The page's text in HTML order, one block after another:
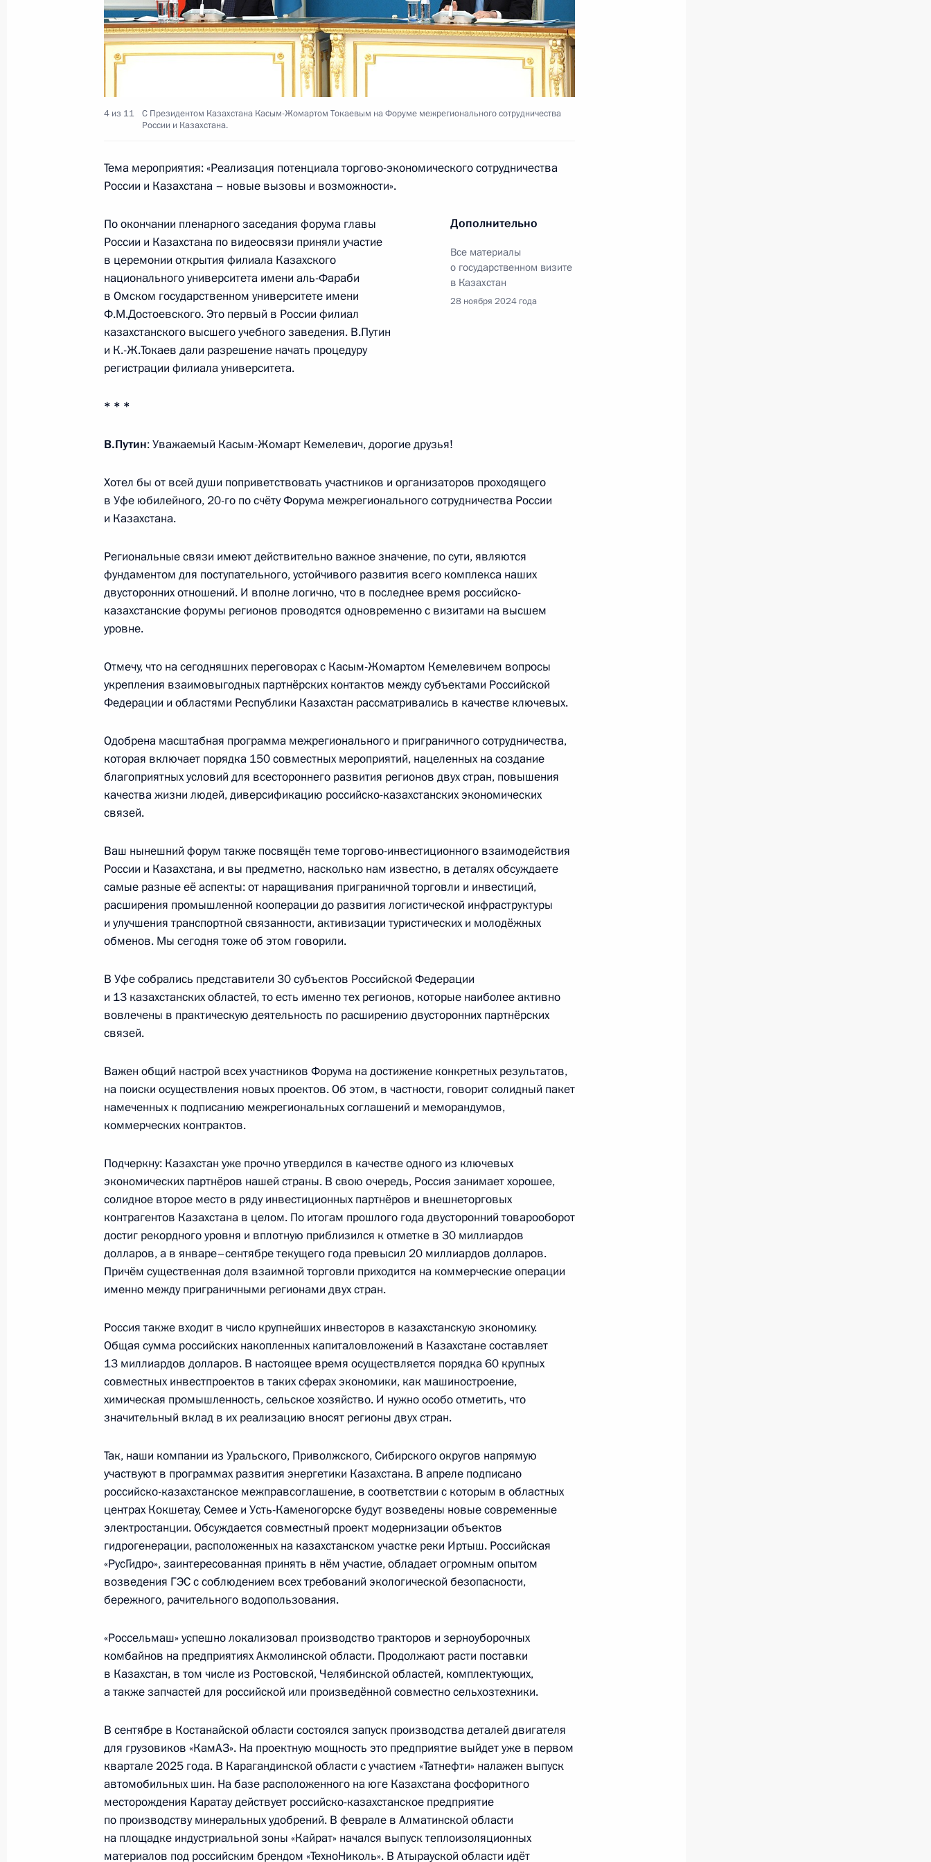
6 декабря в Минске состоится заседание Высшего
Государственного Совета Союзного государства
5 декабря 2024 года, 10:45
4 декабря 2024 года, среда
4 декабря 2024 года, 17:25 Москва
3 декабря 2024 года, вторник
Встреча с Государственным секретарём Союзного государства
России и Белоруссии Дмитрием Мезенцевым
3 декабря 2024 года, 21:45 Москва, Кремль
Телефонный разговор с Президентом Турции Реджепом Тайипом
3 декабря 2024 года, 19:55
реабилитации инвалидов имени Л.И.Швецовой
3 декабря 2024 года, 17:30
Посещение АО «ЦИТО»
3 декабря 2024 года, 16:30 Москва
2 декабря 2024 года, понедельник
Встреча с участниками IV Конгресса молодых учёных
8
Телефонный разговор с Президентом Ирана Масудом
Пезешкианом
29 ноября 2024 года, пятница
Встреча с губернатором Кировской области Александром
Соколовым
28 ноября 2024 года, четверг
28 ноября 2024 года, 17:15 Астана
28 ноября 2024 года, 14:00 Астана
27 ноября 2024 года, среда
Президенты России и Казахстана сделали заявления для СМИ
27 ноября 2024 года, 21:00 Астана
4
Российско-казахстанские переговоры
27 ноября 2024 года, 21:00 Астана
27 ноября 2024 года, 19:10 Астана
Владимир Путин прибыл в Астану
27 ноября 2024 года, 15:10 Астана
9
Статья Владимира Путина в газете «Казахстанская правда»
и обращённый в будущее»
27 ноября 2024 года, 00:00
26 ноября 2024 года, вторник
Встреча с губернатором Архангельской области Александром
Цыбульским
26 ноября 2024 года, 13:50 Москва, Кремль
4 из 11
С Президентом Казахстана Касым-Жомартом Токаевым на Форуме межрегионального сотрудничества
России и Казахстана.
Тема мероприятия: «Реализация потенциала торгово-экономического сотрудничества
России и Казахстана – новые вызовы и возможности».
Дополнительно
Все материалы
о государственном визите
в Казахстан
28 ноября 2024 года
По окончании пленарного заседания форума главы
России и Казахстана по видеосвязи приняли участие
в церемонии открытия филиала Казахского
национального университета имени аль-Фараби
в Омском государственном университете имени
Ф.М.Достоевского. Это первый в России филиал
казахстанского высшего учебного заведения. В.Путин
и К.-Ж.Токаев дали разрешение начать процедуру
регистрации филиала университета.
* * *
В.Путин: Уважаемый Касым-Жомарт Кемелевич, дорогие друзья!
Хотел бы от всей души поприветствовать участников и организаторов проходящего
в Уфе юбилейного, 20-го по счёту Форума межрегионального сотрудничества России
и Казахстана.
Региональные связи имеют действительно важное значение, по сути, являются
фундаментом для поступательного, устойчивого развития всего комплекса наших
двусторонних отношений. И вполне логично, что в последнее время российско-
казахстанские форумы регионов проводятся одновременно с визитами на высшем
уровне.
Отмечу, что на сегодняшних переговорах с Касым-Жомартом Кемелевичем вопросы
укрепления взаимовыгодных партнёрских контактов между субъектами Российской
Федерации и областями Республики Казахстан рассматривались в качестве ключевых.
Одобрена масштабная программа межрегионального и приграничного сотрудничества,
которая включает порядка 150 совместных мероприятий, нацеленных на создание
благоприятных условий для всестороннего развития регионов двух стран, повышения
качества жизни людей, диверсификацию российско-казахстанских экономических
связей.
Ваш нынешний форум также посвящён теме торгово-инвестиционного взаимодействия
России и Казахстана, и вы предметно, насколько нам известно, в деталях обсуждаете
самые разные её аспекты: от наращивания приграничной торговли и инвестиций,
расширения промышленной кооперации до развития логистической инфраструктуры
и улучшения транспортной связанности, активизации туристических и молодёжных
обменов. Мы сегодня тоже об этом говорили.
В Уфе собрались представители 30 субъектов Российской Федерации
и 13 казахстанских областей, то есть именно тех регионов, которые наиболее активно
вовлечены в практическую деятельность по расширению двусторонних партнёрских
связей.
Важен общий настрой всех участников Форума на достижение конкретных результатов,
на поиски осуществления новых проектов. Об этом, в частности, говорит солидный пакет
намеченных к подписанию межрегиональных соглашений и меморандумов,
коммерческих контрактов.
Подчеркну: Казахстан уже прочно утвердился в качестве одного из ключевых
экономических партнёров нашей страны. В свою очередь, Россия занимает хорошее,
солидное второе место в ряду инвестиционных партнёров и внешнеторговых
контрагентов Казахстана в целом. По итогам прошлого года двусторонний товарооборот
достиг рекордного уровня и вплотную приблизился к отметке в 30 миллиардов
долларов, а в январе–сентябре текущего года превысил 20 миллиардов долларов.
Причём существенная доля взаимной торговли приходится на коммерческие операции
именно между приграничными регионами двух стран.
Россия также входит в число крупнейших инвесторов в казахстанскую экономику.
Общая сумма российских накопленных капиталовложений в Казахстане составляет
13 миллиардов долларов. В настоящее время осуществляется порядка 60 крупных
совместных инвестпроектов в таких сферах экономики, как машиностроение,
химическая промышленность, сельское хозяйство. И нужно особо отметить, что
значительный вклад в их реализацию вносят регионы двух стран.
Так, наши компании из Уральского, Приволжского, Сибирского округов напрямую
участвуют в программах развития энергетики Казахстана. В апреле подписано
российско-казахстанское межправсоглашение, в соответствии с которым в областных
центрах Кокшетау, Семее и Усть-Каменогорске будут возведены новые современные
электростанции. Обсуждается совместный проект модернизации объектов
гидрогенерации, расположенных на казахстанском участке реки Иртыш. Российская
«РусГидро», заинтересованная принять в нём участие, обладает огромным опытом
возведения ГЭС с соблюдением всех требований экологической безопасности,
бережного, рачительного водопользования.
«Россельмаш» успешно локализовал производство тракторов и зерноуборочных
комбайнов на предприятиях Акмолинской области. Продолжают расти поставки
в Казахстан, в том числе из Ростовской, Челябинской областей, комплектующих,
а также запчастей для российской или произведённой совместно сельхозтехники.
В сентябре в Костанайской области состоялся запуск производства деталей двигателя
для грузовиков «КамАЗ». На проектную мощность это предприятие выйдет уже в первом
квартале 2025 года. В Карагандинской области с участием «Татнефти» налажен выпуск
автомобильных шин. На базе расположенного на юге Казахстана фосфоритного
месторождения Каратау действует российско-казахстанское предприятие
по производству минеральных удобрений. В феврале в Алматинской области
на площадке индустриальной зоны «Кайрат» начался выпуск теплоизоляционных
материалов под российским брендом «ТехноНиколь». В Атырауской области идёт